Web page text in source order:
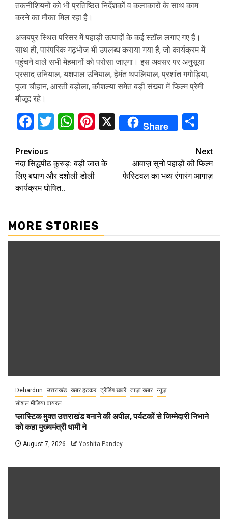
तकनीशियनों को भी प्रतिष्ठित निर्देशकों व कलाकारों के साथ काम
करने का मौका मिल रहा है।
अजबपुर स्थित परिसर में पहाड़ी उत्पादों के कई स्टॉल लगाए गए हैं।
साथ ही, पारंपरिक गढ़भोज भी उपलब्ध कराया गया है, जो कार्यक्रम में
पहुंचने वाले सभी मेहमानों को परोसा जाएगा। इस अवसर पर अनुसूया
प्रसाद उनियाल, यशपाल उनियाल, हेमंत थपलियाल, प्रशांत गगोड़िया,
पूजा चौहान, आरती बड़ोला, कौशल्या समेत बड़ी संख्या में फिल्म प्रेमी
मौजूद रहे।
Facebook
Twitter
WhatsApp
Pinterest
X Share
Continue
Reading
Previous
नंदा सिद्धपीठ कुरुड़: बड़ी जात के
लिए बधाण और दशोली डोली
कार्यक्रम घोषित..
Next
आवाज़ सुनो पहाड़ों की फिल्म
फेस्टिवल का भव्य रंगारंग आगाज़
MORE STORIES
Dehardun उत्तराखंड खबर हटकर ट्रेंडिंग खबरें ताज़ा ख़बर न्यूज़
सोशल मीडिया वायरल
प्लास्टिक मुक्त उत्तराखंड बनाने की अपील, पर्यटकों से जिम्मेदारी निभाने
को कहा मुख्यमंत्री धामी ने
August 7, 2026 Yoshita Pandey